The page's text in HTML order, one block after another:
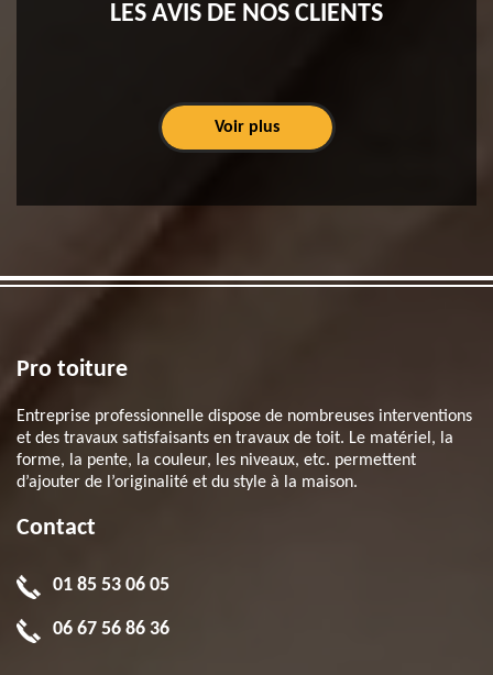
LES AVIS DE NOS CLIENTS
Voir plus
Pro toiture
Entreprise professionnelle dispose de nombreuses interventions
et des travaux satisfaisants en travaux de toit. Le matériel, la
forme, la pente, la couleur, les niveaux, etc. permettent
d’ajouter de l’originalité et du style à la maison.
Contact
01 85 53 06 05
06 67 56 86 36